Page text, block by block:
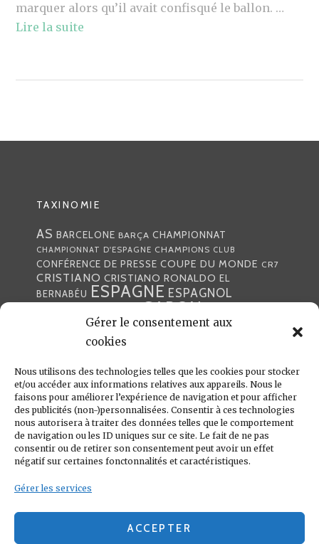
Gérer le consentement aux
cookies
Nous utilisons des technologies telles que les cookies pour stocker
et/ou accéder aux informations relatives aux appareils. Nous le
faisons pour améliorer l’expérience de navigation et pour afficher
des publicités (non-)personnalisées. Consentir à ces technologies
nous autorisera à traiter des données telles que le comportement
de navigation ou les ID uniques sur ce site. Le fait de ne pas
consentir ou de retirer son consentement peut avoir un effet
négatif sur certaines fonctonnalités et caractéristiques.
Gérer les services
ACCEPTER
marquer alors qu’il avait confisqué le ballon. …
Lire la suite
TAXINOMIE
AS BARCELONE BARÇA CHAMPIONNAT
CHAMPIONNAT D'ESPAGNE CHAMPIONS CLUB
CONFÉRENCE DE PRESSE COUPE DU MONDE CR7
CRISTIANO CRISTIANO RONALDO EL
BERNABÉU ESPAGNE ESPAGNOL
GABON
JULEN LOPETEGUI KARIM BENZÉMA
LIGUE DES CHAMPIONS
MADRILÈNES MARCA MARCELO MERCATO
MERENGUE MERENGUES PORTUGAL PRESSE
PRESSE MADRILÈNEREALREAL
MADRID RONALDO SANTIAGO SOLARI
UEFA ZIDANE ZINÉDINE ZINÉDINE ZIDANE
LIENS UTILES
REAL MADRID
CONDITIONS GÉNÉRALES
POLITIQUE DE COOKIES (UE)